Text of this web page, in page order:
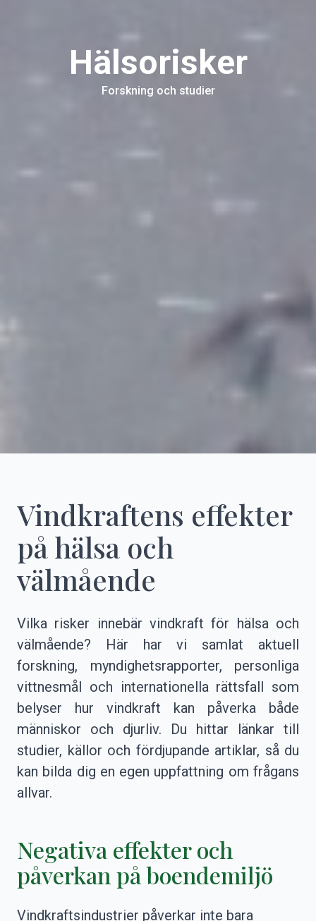
Hälsorisker
Forskning och studier
Vindkraftens effekter
på hälsa och
välmående
Vilka risker innebär vindkraft för hälsa och
välmående? Här har vi samlat aktuell
forskning, myndighetsrapporter, personliga
vittnesmål och internationella rättsfall som
belyser hur vindkraft kan påverka både
människor och djurliv. Du hittar länkar till
studier, källor och fördjupande artiklar, så du
kan bilda dig en egen uppfattning om frågans
allvar.
Negativa effekter och
påverkan på boendemiljö
Vindkraftsindustrier påverkar inte bara